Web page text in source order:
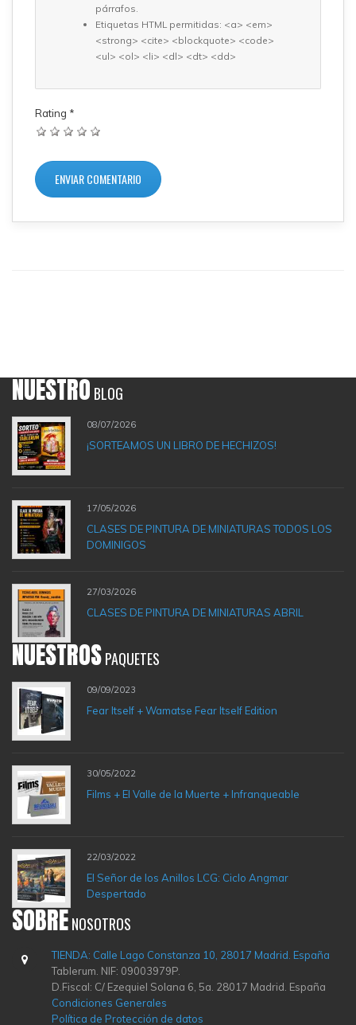
párrafos.
Etiquetas HTML permitidas: <a> <em>
<strong> <cite> <blockquote> <code>
<ul> <ol> <li> <dl> <dt> <dd>
Rating *
NUESTROBLOG
08/07/2026
¡SORTEAMOS UN LIBRO DE HECHIZOS!
17/05/2026
CLASES DE PINTURA DE MINIATURAS TODOS LOS
DOMINIGOS
27/03/2026
CLASES DE PINTURA DE MINIATURAS ABRIL
NUESTROSPAQUETES
09/09/2023
Fear Itself + Wamatse Fear Itself Edition
30/05/2022
Films + El Valle de la Muerte + Infranqueable
22/03/2022
El Señor de los Anillos LCG: Ciclo Angmar
Despertado
SOBRENOSOTROS
TIENDA: Calle Lago Constanza 10, 28017 Madrid. España
Tablerum. NIF: 09003979P.
D.Fiscal: C/ Ezequiel Solana 6, 5a. 28017 Madrid. España
Condiciones Generales
Política de Protección de datos